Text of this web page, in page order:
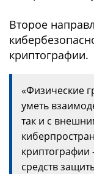
Второе
криптографии.
«Физические
уметь
так и с
криптографии
средств